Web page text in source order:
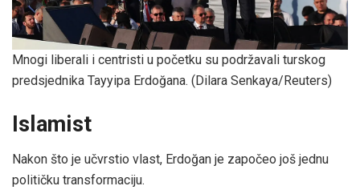
Mnogi liberali i centristi u početku su podržavali turskog
predsjednika Tayyipa Erdoğana. (Dilara Senkaya/Reuters)
Islamist
Nakon što je učvrstio vlast, Erdoğan je započeo još jednu
političku transformaciju.